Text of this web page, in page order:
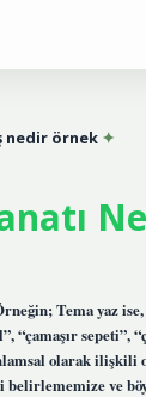
nedir örnek
Tema yaz
“çamaşır
olarak ilişkili
ve